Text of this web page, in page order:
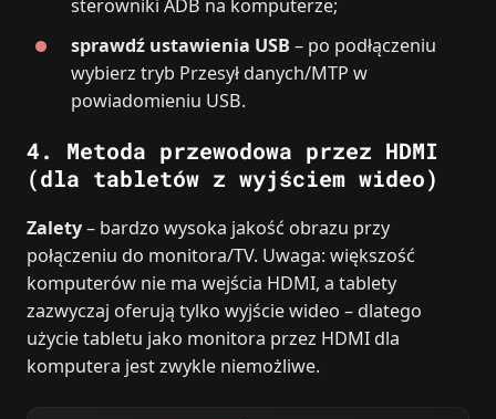
sterowniki ADB na komputerze;
sprawdź ustawienia USB – po podłączeniu
wybierz tryb Przesył danych/MTP w
powiadomieniu USB.
4. Metoda przewodowa przez HDMI
(dla tabletów z wyjściem wideo)
Zalety– bardzo wysoka jakość obrazu przy
połączeniu do monitora/TV. Uwaga: większość
komputerów nie ma wejścia HDMI, a tablety
zazwyczaj oferują tylko wyjście wideo – dlatego
użycie tabletu jako monitora przez HDMI dla
komputera jest zwykle niemożliwe.